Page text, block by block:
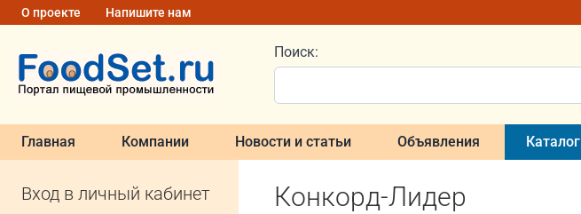
О проекте Напишите нам
Поиск:
Главная Компании Новости и статьи Объявления Каталог
Вход в личный кабинет Конкорд-Лидер